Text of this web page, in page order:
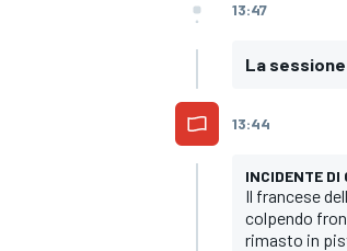
MONOMARCA
13:47
La
13:44
INCIDENTE DI
Il francese
colpendo
rimasto in